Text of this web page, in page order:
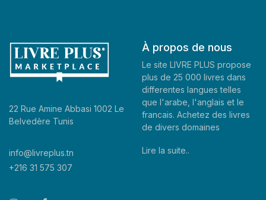
22 Rue Amine Abbasi 1002 Le
Belvedère Tunis
info@livreplus.tn
+216 31 575 307
À propos de nous
Le site LIVRE PLUS propose
plus de 25 000 livres dans
differentes langues telles
que l'arabe, l'anglais et le
francais. Achetez des livres
de divers domaines
Lire la suite..